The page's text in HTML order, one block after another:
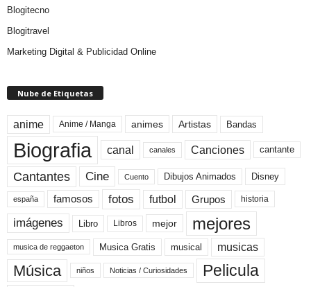
Blogitecno
Blogitravel
Marketing Digital & Publicidad Online
Nube de Etiquetas
anime Anime / Manga animes Artistas Bandas
Biografia canal canales Canciones cantante
Cantantes Cine Cuento Dibujos Animados Disney
españa famosos fotos futbol Grupos historia
imágenes Libro Libros mejor mejores
musica de reggaeton Musica Gratis musical musicas
Música niños Noticias / Curiosidades Pelicula